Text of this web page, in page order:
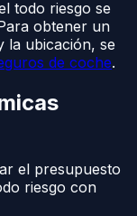
todo riesgo se
obtener un
la ubicación, se
de coche.
el presupuesto
riesgo con